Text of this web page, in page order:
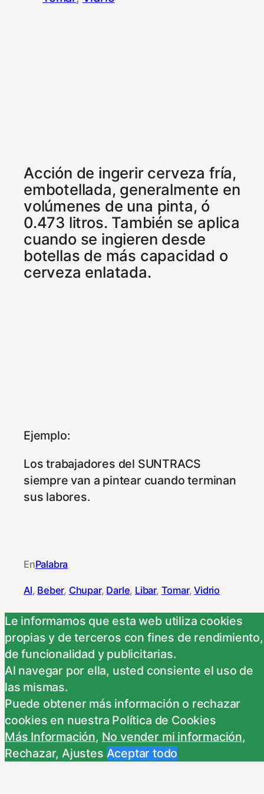
Acción de ingerir cerveza fría,
embotellada, generalmente en
volúmenes de una pinta, ó
0.473 litros. También se aplica
cuando se ingieren desde
botellas de más capacidad o
cerveza enlatada.
Ejemplo:
Los trabajadores del SUNTRACS
siempre van a pintear cuando terminan
sus labores.
EnPalabra
Al, Beber, Chupar, Darle, Libar, Tomar, Vidrio
NEXT
Bizcocho
Piscinear
Le informamos que esta web utiliza cookies
propias y de terceros con fines de rendimiento,
de funcionalidad y publicitarias.
Al navegar por ella, usted consiente el uso de
las mismas.
Puede obtener más información o rechazar
cookies en nuestra Política de Cookies
Más Información, No vender mi información,
Rechazar,Ajustes Aceptar todo